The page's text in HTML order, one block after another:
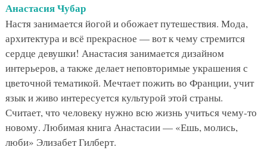
Анастасия Чубар
Настя занимается йогой и обожает путешествия. Мода,
архитектура и всё прекрасное — вот к чему стремится
сердце девушки! Анастасия занимается дизайном
интерьеров, а также делает неповторимые украшения с
цветочной тематикой. Мечтает пожить во Франции, учит
язык и живо интересуется культурой этой страны.
Считает, что человеку нужно всю жизнь учиться чему-то
новому. Любимая книга Анастасии — «Ешь, молись,
люби» Элизабет Гилберт.